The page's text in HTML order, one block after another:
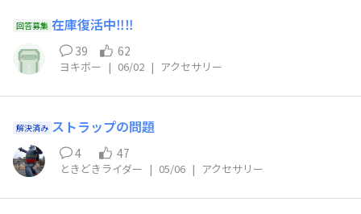
回答募集 在庫復活中‼️‼️
39 62
ヨキボー | 06/02 | アクセサリー
解決済み ストラップの問題
4 47
ときどきライダー | 05/06 | アクセサリー